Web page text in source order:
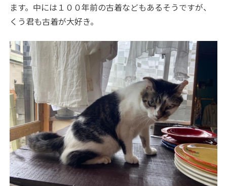
ます。中には１００年前の古着などもあるそうですが、
くう君も古着が大好き。